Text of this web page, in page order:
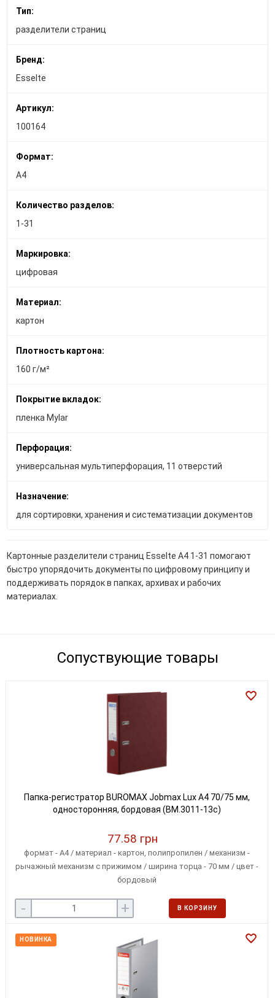
Тип:
разделители страниц
Бренд:
Esselte
Артикул:
100164
Формат:
A4
Количество разделов:
1-31
Маркировка:
цифровая
Материал:
картон
Плотность картона:
160 г/м²
Покрытие вкладок:
пленка Mylar
Перфорация:
универсальная мультиперфорация, 11 отверстий
Назначение:
для сортировки, хранения и систематизации документов
Картонные разделители страниц Esselte A4 1-31 помогают
быстро упорядочить документы по цифровому принципу и
поддерживать порядок в папках, архивах и рабочих
материалах.
Сопуствующие товары
Папка-регистратор BUROMAX Jobmax Lux А4 70/75 мм,
односторонняя, бордовая (BM.3011-13c)
77.58 грн
формат - А4 / материал - картон, полипропилен / механизм -
рычажный механизм с прижимом / ширина торца - 70 мм / цвет -
бордовый
- + В КОРЗИНУ
НОВИНКА